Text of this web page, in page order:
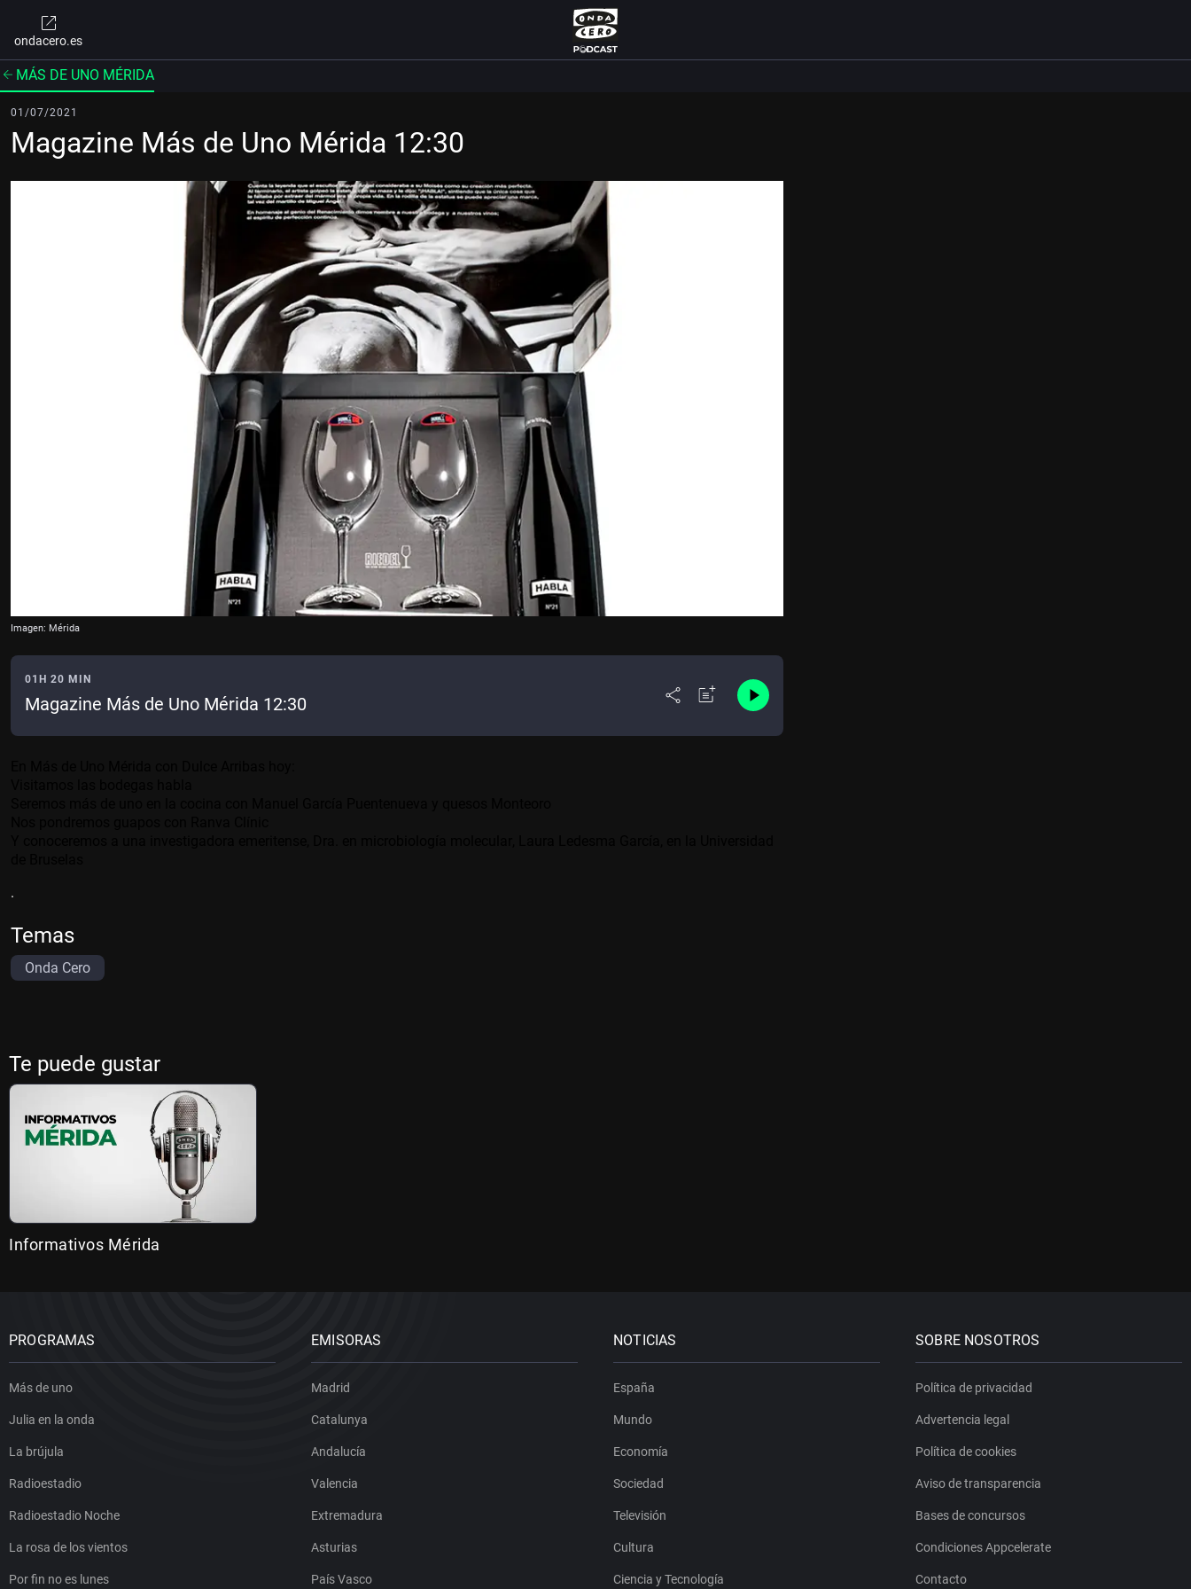
ondacero.es
MÁS DE UNO MÉRIDA
01/07/2021
Magazine Más de Uno Mérida 12:30
Imagen: Mérida
01H 20 MIN
Magazine Más de Uno Mérida 12:30
.
Temas
Onda Cero
Te puede gustar
Informativos Mérida
PROGRAMAS
Más de uno
Julia en la onda
La brújula
Radioestadio
Radioestadio Noche
La rosa de los vientos
Por fin no es lunes
EMISORAS
Madrid
Catalunya
Andalucía
Valencia
Extremadura
Asturias
País Vasco
NOTICIAS
España
Mundo
Economía
Sociedad
Televisión
Cultura
Ciencia y Tecnología
SOBRE NOSOTROS
Política de privacidad
Advertencia legal
Política de cookies
Aviso de transparencia
Bases de concursos
Condiciones Appcelerate
Contacto